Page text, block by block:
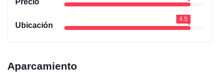
Ubicación
4.5
Aparcamiento